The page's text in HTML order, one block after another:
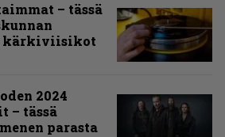
– tässä
kärkiviisikot
2024
– tässä
parasta